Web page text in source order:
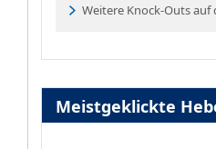
Weitere Knock-Outs auf
Meistgeklickte